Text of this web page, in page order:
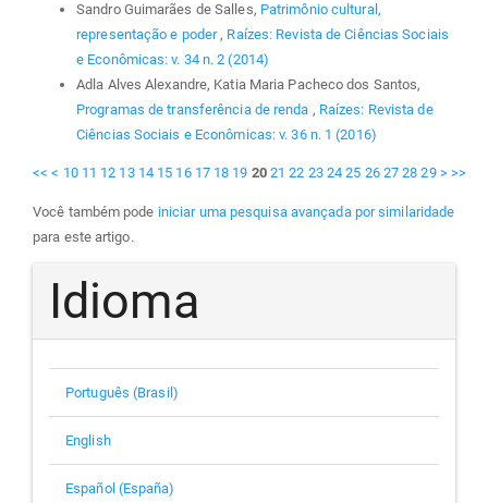
Sandro Guimarães de Salles, Patrimônio cultural,
representação e poder, Raízes: Revista de Ciências Sociais
e Econômicas: v. 34 n. 2 (2014)
Adla Alves Alexandre, Katia Maria Pacheco dos Santos,
Programas de transferência de renda , Raízes: Revista de
Ciências Sociais e Econômicas: v. 36 n. 1 (2016)
<< < 10 11 12 13 14 15 16 17 18 19 20 21 22 23 24 25 26 27 28 29 > >>
Você também pode iniciar uma pesquisa avançada por similaridade
para este artigo.
Idioma
Português (Brasil)
English
Español (España)